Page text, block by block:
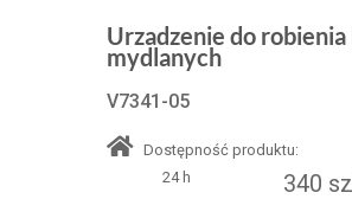
Urzadzenie do
mydlanych
V7341-05
Dostępność produktu:
24 h
340